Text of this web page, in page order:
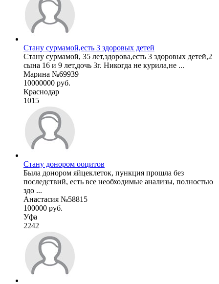
Стану сурмамой,есть 3 здоровых детей
Стану сурмамой, 35 лет,здорова,есть 3 здоровых детей,2
сына 16 и 9 лет,дочь 3г. Никогда не курила,не ...
Марина №69939
10000000 руб.
Краснодар
1015
Стану донором ооцитов
Была донором яйцеклеток, пункция прошла без
последствий, есть все необходимые анализы, полностью
здо ...
Анастасия №58815
100000 руб.
Уфа
2242